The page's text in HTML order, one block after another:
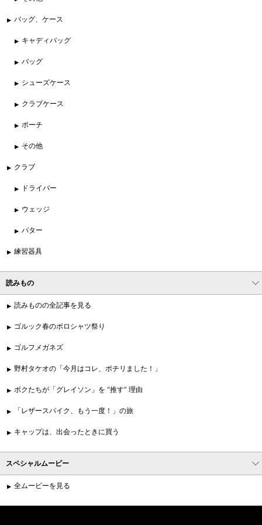
バッグ、ケース
キャディバッグ
バッグ
シューズケース
クラブケース
ポーチ
その他
クラブ
ドライバー
ウェッジ
パター
練習器具
読みもの
読みものの全記事を見る
ゴルック春のポロシャツ祭り
ゴルフメガネズ
野村タケオの「今月はコレ、ポチリました！」
ボクたちが「グレイソン」を “推す” 理由
「レザースパイク、もう一度！」の旅
キャップは、出会ったときに買う
スペシャルムービー
全ムービーを見る